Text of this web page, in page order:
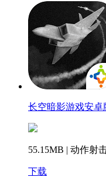
长空暗影游戏安卓
55.15MB | 动作射
下载